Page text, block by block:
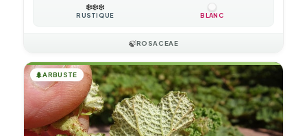
❄️❄️❄️
RUSTIQUE BLANC
🍃ROSACEAE
🌲ARBUSTE